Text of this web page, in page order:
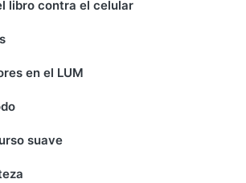
libro contra el celular
en el LUM
suave